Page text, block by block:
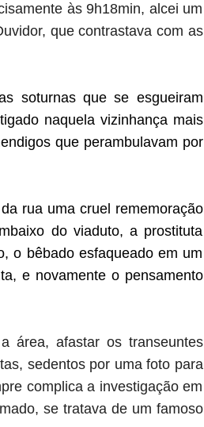
às 9h18min, alcei um
que contrastava com as
soturnas que se esgueiram
naquela vizinhança mais
que perambulavam por
rua uma cruel rememoração
do viaduto, a prostituta
o bêbado esfaqueado em um
e novamente o pensamento
área, afastar os transeuntes
sedentos por uma foto para
complica a investigação em
se tratava de um famoso